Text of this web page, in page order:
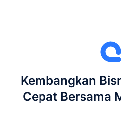
Kembangkan
Cepat Bersama